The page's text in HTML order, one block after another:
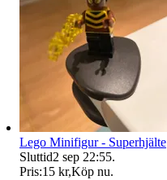
Lego Minifigur - Superhjälte
Sluttid2 sep 22:55.
Pris:15 kr,Köp nu.